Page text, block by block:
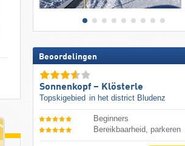
Beoordelingen
Sonnenkopf – Klösterle
Topskigebied in het district Bludenz
Beginners
Bereikbaarheid, parkeren